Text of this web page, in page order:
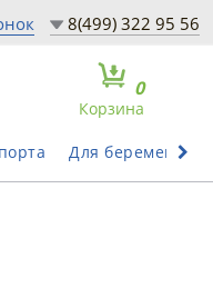
8(499) 322 95 56
Корзина
0
Для беременных